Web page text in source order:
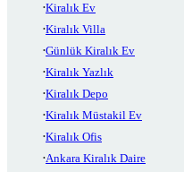
Kiralık Ev
Kiralık Villa
Günlük Kiralık Ev
Kiralık Yazlık
Kiralık Depo
Kiralık Müstakil Ev
Kiralık Ofis
Ankara Kiralık Daire